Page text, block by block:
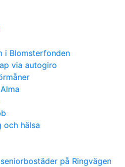
i Blomsterfonden
via autogiro
och hälsa
på Ringvägen